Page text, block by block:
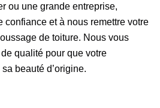
ou une grande entreprise,
confiance et à nous remettre votre
de toiture. Nous vous
qualité pour que votre
beauté d’origine.